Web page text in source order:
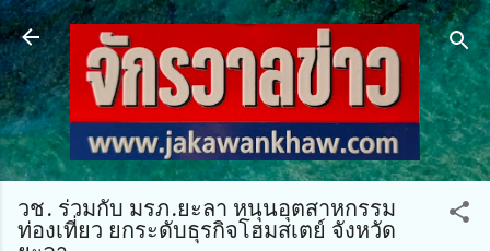
ข้ามไปที่เนื้อหาหลัก
วช. ร่วมกับ มรภ.ยะลา หนุนอุตสาหกรรม
ท่องเที่ยว ยกระดับธุรกิจโฮมสเตย์ จังหวัด